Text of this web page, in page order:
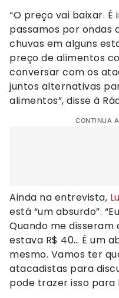
“O preço vai baixar.
passamos por ondas
chuvas em alguns
preço de alimentos
conversar com os
juntos alternativas
alimentos”, disse à
CONTINUA
Ainda na entrevista,
está “um absurdo”.
Quando me disseram
estava R$ 40… É um
mesmo. Vamos ter
atacadistas para
pode trazer isso para